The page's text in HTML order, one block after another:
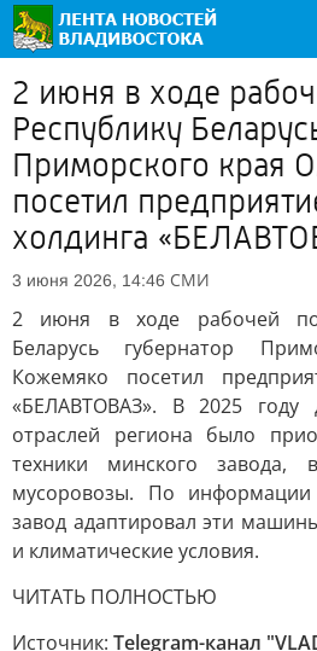
2 июня в ходе
Республику
Приморского края
посетил
холдинга
3 июня 2026, 14:46 СМИ
2 июня в ходе рабочей
Беларусь губернатор
Кожемяко посетил
«БЕЛАВТОВАЗ». В 2025 году
отраслей региона было
техники минского завода,
мусоровозы. По информации
завод адаптировал эти
и климатические условия.
ЧИТАТЬ ПОЛНОСТЬЮ
Источник: Telegram-канал